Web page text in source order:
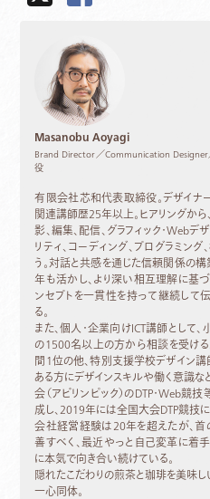
Masanobu Aoyagi
Brand Director／Communication
役
有限会社芯和代表取締役。デザイナ
関連講師歴25年以上。ヒアリングから
影、編集、配信、グラフィック・Webデ
リティ、コーディング、プログラミン
う。対話と共感を通じた信頼関係の
年も活かし、より深い相互理解に基
ンセプトを一貫性を持って継続して
る。
また、個人・企業向けICT講師として
の1500名以上の方から相談を受け
間1位の他、特別支援学校デザイン
ある方にデザインスキルや働く意識
会（アビリンピック）のDTP・Web
成し、2019年には全国大会DTP競技
会社経営経験は20年を超えたが、
善すべく、最近やっと自己変革に着
に本気で向き合い続けている。
隠れたこだわりの煎茶と珈琲を美味し
一心同体。